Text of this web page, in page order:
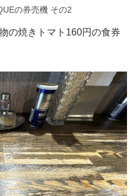
の券売機 その2
の焼きトマト160円の食券